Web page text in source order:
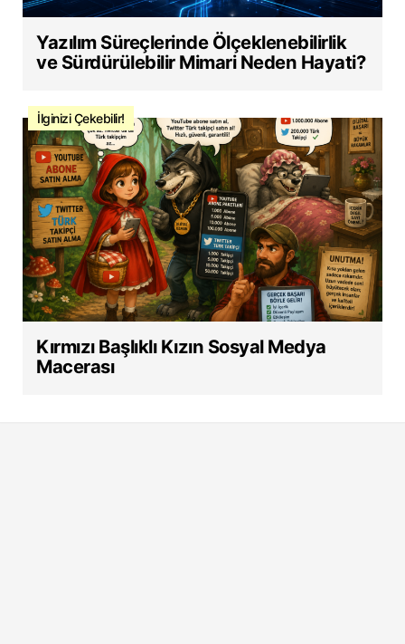
Yazılım Süreçlerinde Ölçeklenebilirlik
ve Sürdürülebilir Mimari Neden Hayati?
İlginizi Çekebilir!
Kırmızı Başlıklı Kızın Sosyal Medya
Macerası